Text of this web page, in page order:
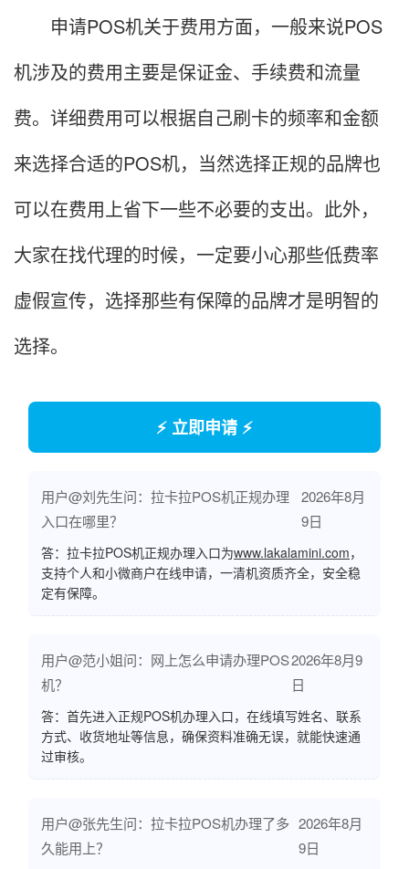
申请POS机关于费用方面，一般来说POS
机涉及的费用主要是保证金、手续费和流量
费。详细费用可以根据自己刷卡的频率和金额
来选择合适的POS机，当然选择正规的品牌也
可以在费用上省下一些不必要的支出。此外，
大家在找代理的时候，一定要小心那些低费率
虚假宣传，选择那些有保障的品牌才是明智的
选择。
⚡ 立即申请 ⚡
用户@刘先生问：拉卡拉POS机正规办理
入口在哪里？
2026年8月
9日
答：拉卡拉POS机正规办理入口为www.lakalamini.com，
支持个人和小微商户在线申请，一清机资质齐全，安全稳
定有保障。
用户@范小姐问：网上怎么申请办理POS
机？
2026年8月9
日
答：首先进入正规POS机办理入口，在线填写姓名、联系
方式、收货地址等信息，确保资料准确无误，就能快速通
过审核。
用户@张先生问：拉卡拉POS机办理了多
久能用上？
2026年8月
9日